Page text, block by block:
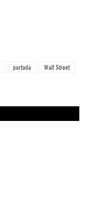
portada Wall Street